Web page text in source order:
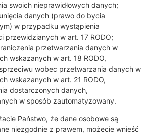
swoich nieprawidłowych danych;
danych (prawo do bycia
w przypadku wystąpienia
przewidzianych w art. 17 RODO;
przetwarzania danych w
wskazanych w art. 18 RODO,
wobec przetwarzania danych w
wskazanych w art. 21 RODO,
dostarczonych danych,
w sposób zautomatyzowany.
Państwo, że dane osobowe są
niezgodnie z prawem, możecie wnieść